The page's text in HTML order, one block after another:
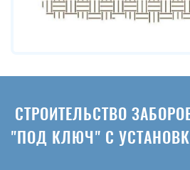
СТРОИТЕЛЬСТВО
"ПОД КЛЮЧ" С